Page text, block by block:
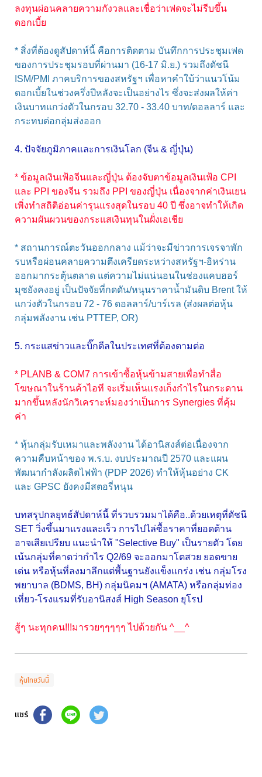
ลงทุนผ่อนคลายความกังวลและเชื่อว่าเฟดจะไม่รีบขึ้น
ดอกเบี้ย
* สิ่งที่ต้องดูสัปดาห์นี้ คือการติดตาม บันทึกการประชุมเฟด
ของการประชุมรอบที่ผ่านมา (16-17 มิ.ย.) รวมถึงดัชนี
ISM/PMI ภาคบริการของสหรัฐฯ เพื่อหาคำใบ้ว่าแนวโน้ม
ดอกเบี้ยในช่วงครึ่งปีหลังจะเป็นอย่างไร ซึ่งจะส่งผลให้ค่า
เงินบาทแกว่งตัวในกรอบ 32.70 - 33.40 บาท/ดอลลาร์ และ
กระทบต่อกลุ่มส่งออก
4. ปัจจัยภูมิภาคและการเงินโลก (จีน & ญี่ปุ่น)
* ข้อมูลเงินเฟ้อจีนและญี่ปุ่น ต้องจับตาข้อมูลเงินเฟ้อ CPI
และ PPI ของจีน รวมถึง PPI ของญี่ปุ่น เนื่องจากค่าเงินเยน
เพิ่งทำสถิติอ่อนค่ารุนแรงสุดในรอบ 40 ปี ซึ่งอาจทำให้เกิด
ความผันผวนของกระแสเงินทุนในฝั่งเอเชีย
* สถานการณ์ตะวันออกกลาง แม้ว่าจะมีข่าวการเจรจาพัก
รบหรือผ่อนคลายความตึงเครียดระหว่างสหรัฐฯ-อิหร่าน
ออกมากระตุ้นตลาด แต่ความไม่แน่นอนในช่องแคบฮอร์
มุซยังคงอยู่ เป็นปัจจัยที่กดดัน/หนุนราคาน้ำมันดิบ Brent ให้
แกว่งตัวในกรอบ 72 - 76 ดอลลาร์/บาร์เรล (ส่งผลต่อหุ้น
กลุ่มพลังงาน เช่น PTTEP, OR)
5. กระแสข่าวและบิ๊กดีลในประเทศที่ต้องตามต่อ
* PLANB & COM7 การเข้าซื้อหุ้นข้ามสายเพื่อทำสื่อ
โฆษณาในร้านค้าไอที จะเริ่มเห็นแรงเก็งกำไรในกระดาน
มากขึ้นหลังนักวิเคราะห์มองว่าเป็นการ Synergies ที่คุ้ม
ค่า
* หุ้นกลุ่มรับเหมาและพลังงาน ได้อานิสงส์ต่อเนื่องจาก
ความคืบหน้าของ พ.ร.บ. งบประมาณปี 2570 และแผน
พัฒนากำลังผลิตไฟฟ้า (PDP 2026) ทำให้หุ้นอย่าง CK
และ GPSC ยังคงมีสตอรี่หนุน
บทสรุปกลยุทธ์สัปดาห์นี้ ที่รวบรวมมาได้คือ..ด้วยเหตุที่ดัชนี
SET วิ่งขึ้นมาแรงและเร็ว การไปไล่ซื้อราคาที่ยอดต้าน
อาจเสียเปรียบ แนะนำให้ "Selective Buy" เป็นรายตัว โดย
เน้นกลุ่มที่คาดว่ากำไร Q2/69 จะออกมาโตสวย ยอดขาย
เด่น หรือหุ้นที่ลงมาลึกแต่พื้นฐานยังแข็งแกร่ง เช่น กลุ่มโรง
พยาบาล (BDMS, BH) กลุ่มนิคมฯ (AMATA) หรือกลุ่มท่อง
เที่ยว-โรงแรมที่รับอานิสงส์ High Season ยุโรป
สู้ๆ นะทุกคน!!!มารวยๆๆๆๆๆ ไปด้วยกัน ^__^
หุ้นไทยวันนี้
แชร์